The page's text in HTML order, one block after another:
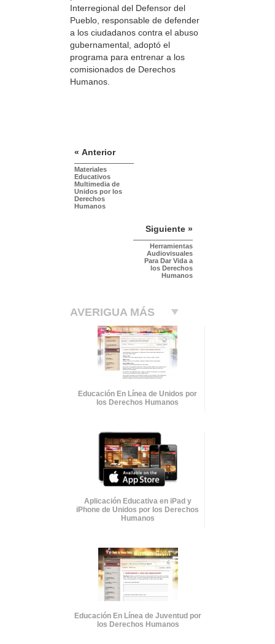
Interregional del Defensor del
Pueblo, responsable de defender
a los ciudadanos contra el abuso
gubernamental, adoptó el
programa para entrenar a los
comisionados de Derechos
Humanos.
« Anterior
Materiales
Educativos
Multimedia de
Unidos por los
Derechos
Humanos
Siguiente »
Herramientas
Audiovisuales
Para Dar Vida a
los Derechos
Humanos
AVERIGUA MÁS
Educación En Línea de Unidos por
los Derechos Humanos
Aplicación Educativa en iPad y
iPhone de Unidos por los Derechos
Humanos
Educación En Línea de Juventud por
los Derechos Humanos